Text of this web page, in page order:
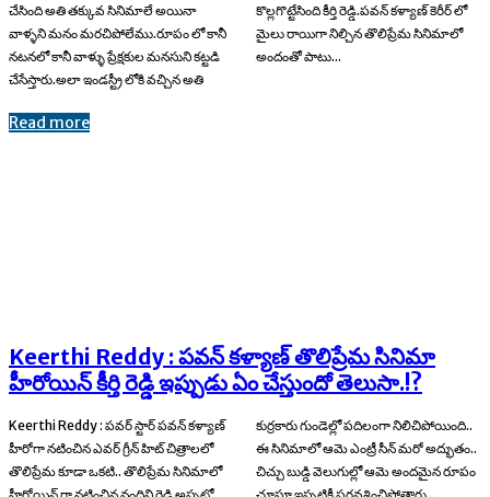
చేసింది అతి తక్కువ సినిమాలే అయినా
వాళ్ళని మనం మరచిపోలేము.రూపం లో కానీ
నటనలో కానీ వాళ్ళు ప్రేక్షకుల మనసుని కట్టడి
చేసేస్తారు.అలా ఇండస్ట్రీ లోకి వచ్చిన అతి
కొల్లగొట్టేసింది కీర్తి రెడ్డి.పవన్ కళ్యాణ్ కెరీర్ లో
మైలు రాయిగా నిల్చిన తొలిప్రేమ సినిమాలో
అందంతో పాటు...
Read more
Keerthi Reddy : పవన్ కళ్యాణ్ తొలిప్రేమ సినిమా
హీరోయిన్ కీర్తి రెడ్డి ఇప్పుడు ఏం చేస్తుందో తెలుసా.!?
Keerthi Reddy : పవర్ స్టార్ పవన్ కళ్యాణ్
హీరోగా నటించిన ఎవర్ గ్రీన్ హిట్ చిత్రాలలో
తొలిప్రేమ కూడా ఒకటి.. తొలిప్రేమ సినిమాలో
కుర్రకారు గుండెల్లో పదిలంగా నిలిచిపోయింది..
ఈ సినిమాలో ఆమె ఎంట్రీ సీన్ మరో అద్భుతం..
చిచ్చు బుడ్డి వెలుగుల్లో ఆమె అందమైన రూపం